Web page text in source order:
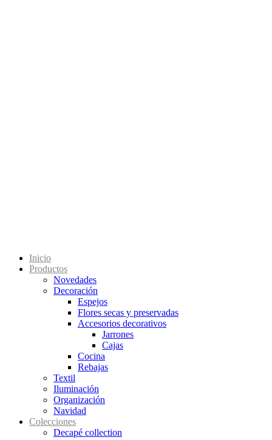
Inicio
Productos
Novedades
Decoración
Espejos
Flores secas y preservadas
Accesorios decorativos
Jarrones
Cajas
Cocina
Rebajas
Textil
Iluminación
Organización
Navidad
Colecciones
Decapé collection